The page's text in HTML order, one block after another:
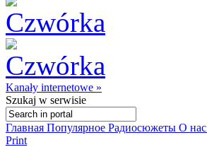
Kanały internetowe »
Szukaj w serwisie
Главная Популярное Радиосюжеты О нас
Print